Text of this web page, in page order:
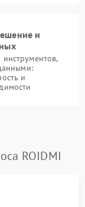
и
и
ROIDMI